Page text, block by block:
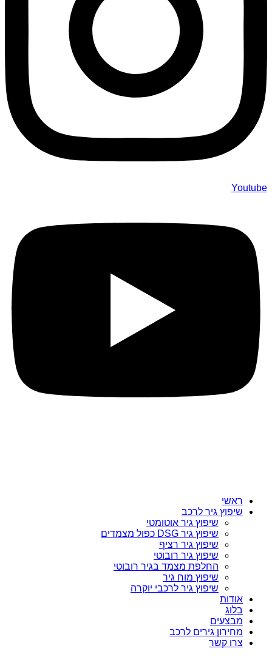
Youtube
ראשי
שיפוץ גיר לרכב
שיפוץ גיר אוטומטי
שיפוץ גיר DSG כפול מצמדים
שיפוץ גיר רציף
שיפוץ גיר רובוטי
החלפת מצמד בגיר רובוטי
שיפוץ מוח גיר
שיפוץ גיר לרכבי יוקרה
אודות
בלוג
מבצעים
מחירון גירים לרכב
צרו קשר